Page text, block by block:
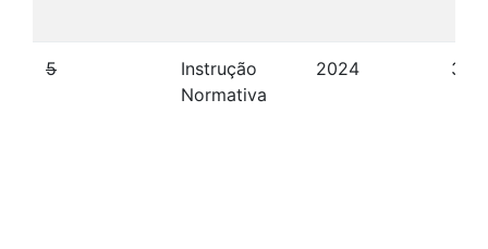
5
Instrução
Normativa
2024 30/